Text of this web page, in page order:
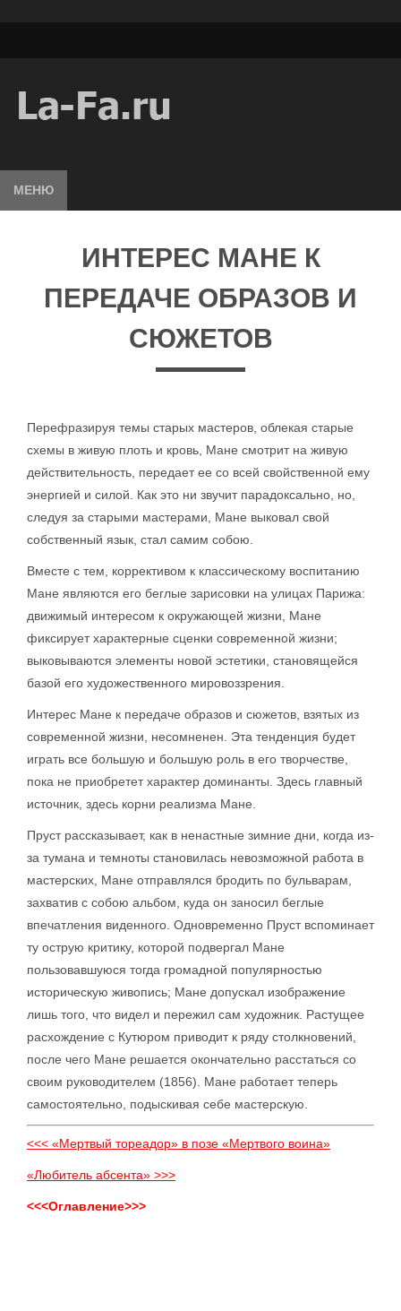
МЕНЮ
ИНТЕРЕС МАНЕ К
ПЕРЕДАЧЕ ОБРАЗОВ И
СЮЖЕТОВ
Перефразируя темы старых мастеров, облекая старые
схемы в живую плоть и кровь, Мане смотрит на живую
действительность, передает ее со всей свойственной ему
энергией и силой. Как это ни звучит парадоксально, но,
следуя за старыми мастерами, Мане выковал свой
собственный язык, стал самим собою.
Вместе с тем, коррективом к классическому воспитанию
Мане являются его беглые зарисовки на улицах Парижа:
движимый интересом к окружающей жизни, Мане
фиксирует характерные сценки современной жизни;
выковываются элементы новой эстетики, становящейся
базой его художественного мировоззрения.
Интерес Мане к передаче образов и сюжетов, взятых из
современной жизни, несомненен. Эта тенденция будет
играть все большую и большую роль в его творчестве,
пока не приобретет характер доминанты. Здесь главный
источник, здесь корни реализма Мане.
Пруст рассказывает, как в ненастные зимние дни, когда из-
за тумана и темноты становилась невозможной работа в
мастерских, Мане отправлялся бродить по бульварам,
захватив с собою альбом, куда он заносил беглые
впечатления виденного. Одновременно Пруст вспоминает
ту острую критику, которой подвергал Мане
пользовавшуюся тогда громадной популярностью
историческую живопись; Мане допускал изображение
лишь того, что видел и пережил сам художник. Растущее
расхождение с Кутюром приводит к ряду столкновений,
после чего Мане решается окончательно расстаться со
своим руководителем (1856). Мане работает теперь
самостоятельно, подыскивая себе мастерскую.
<<< «Мертвый тореадор» в позе «Мертвого воина»
«Любитель абсента» >>>
<<<Оглавление>>>